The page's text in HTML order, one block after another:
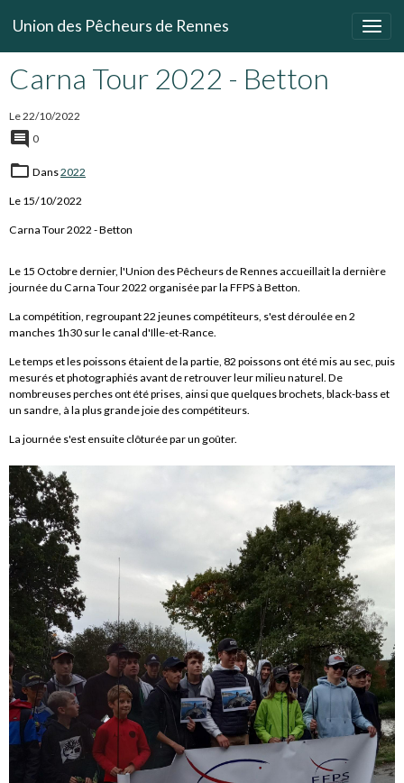
Union des Pêcheurs de Rennes
Carna Tour 2022 - Betton
Le 22/10/2022
0
Dans2022
Le 15/10/2022
Carna Tour 2022 - Betton
Le 15 Octobre dernier, l'Union des Pêcheurs de Rennes accueillait la dernière
journée du Carna Tour 2022 organisée par la FFPS à Betton.
La compétition, regroupant 22 jeunes compétiteurs, s'est déroulée en 2
manches 1h30 sur le canal d'Ille-et-Rance.
Le temps et les poissons étaient de la partie, 82 poissons ont été mis au sec, puis
mesurés et photographiés avant de retrouver leur milieu naturel. De
nombreuses perches ont été prises, ainsi que quelques brochets, black-bass et
un sandre, à la plus grande joie des compétiteurs.
La journée s'est ensuite clôturée par un goûter.